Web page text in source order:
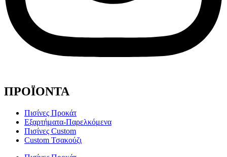
ΠΡΟΪΟΝΤΑ
Πισίνες Προκάτ
Εξαρτήματα-Παρελκόμενα
Πισίνες Custom
Custom Τσακούζι